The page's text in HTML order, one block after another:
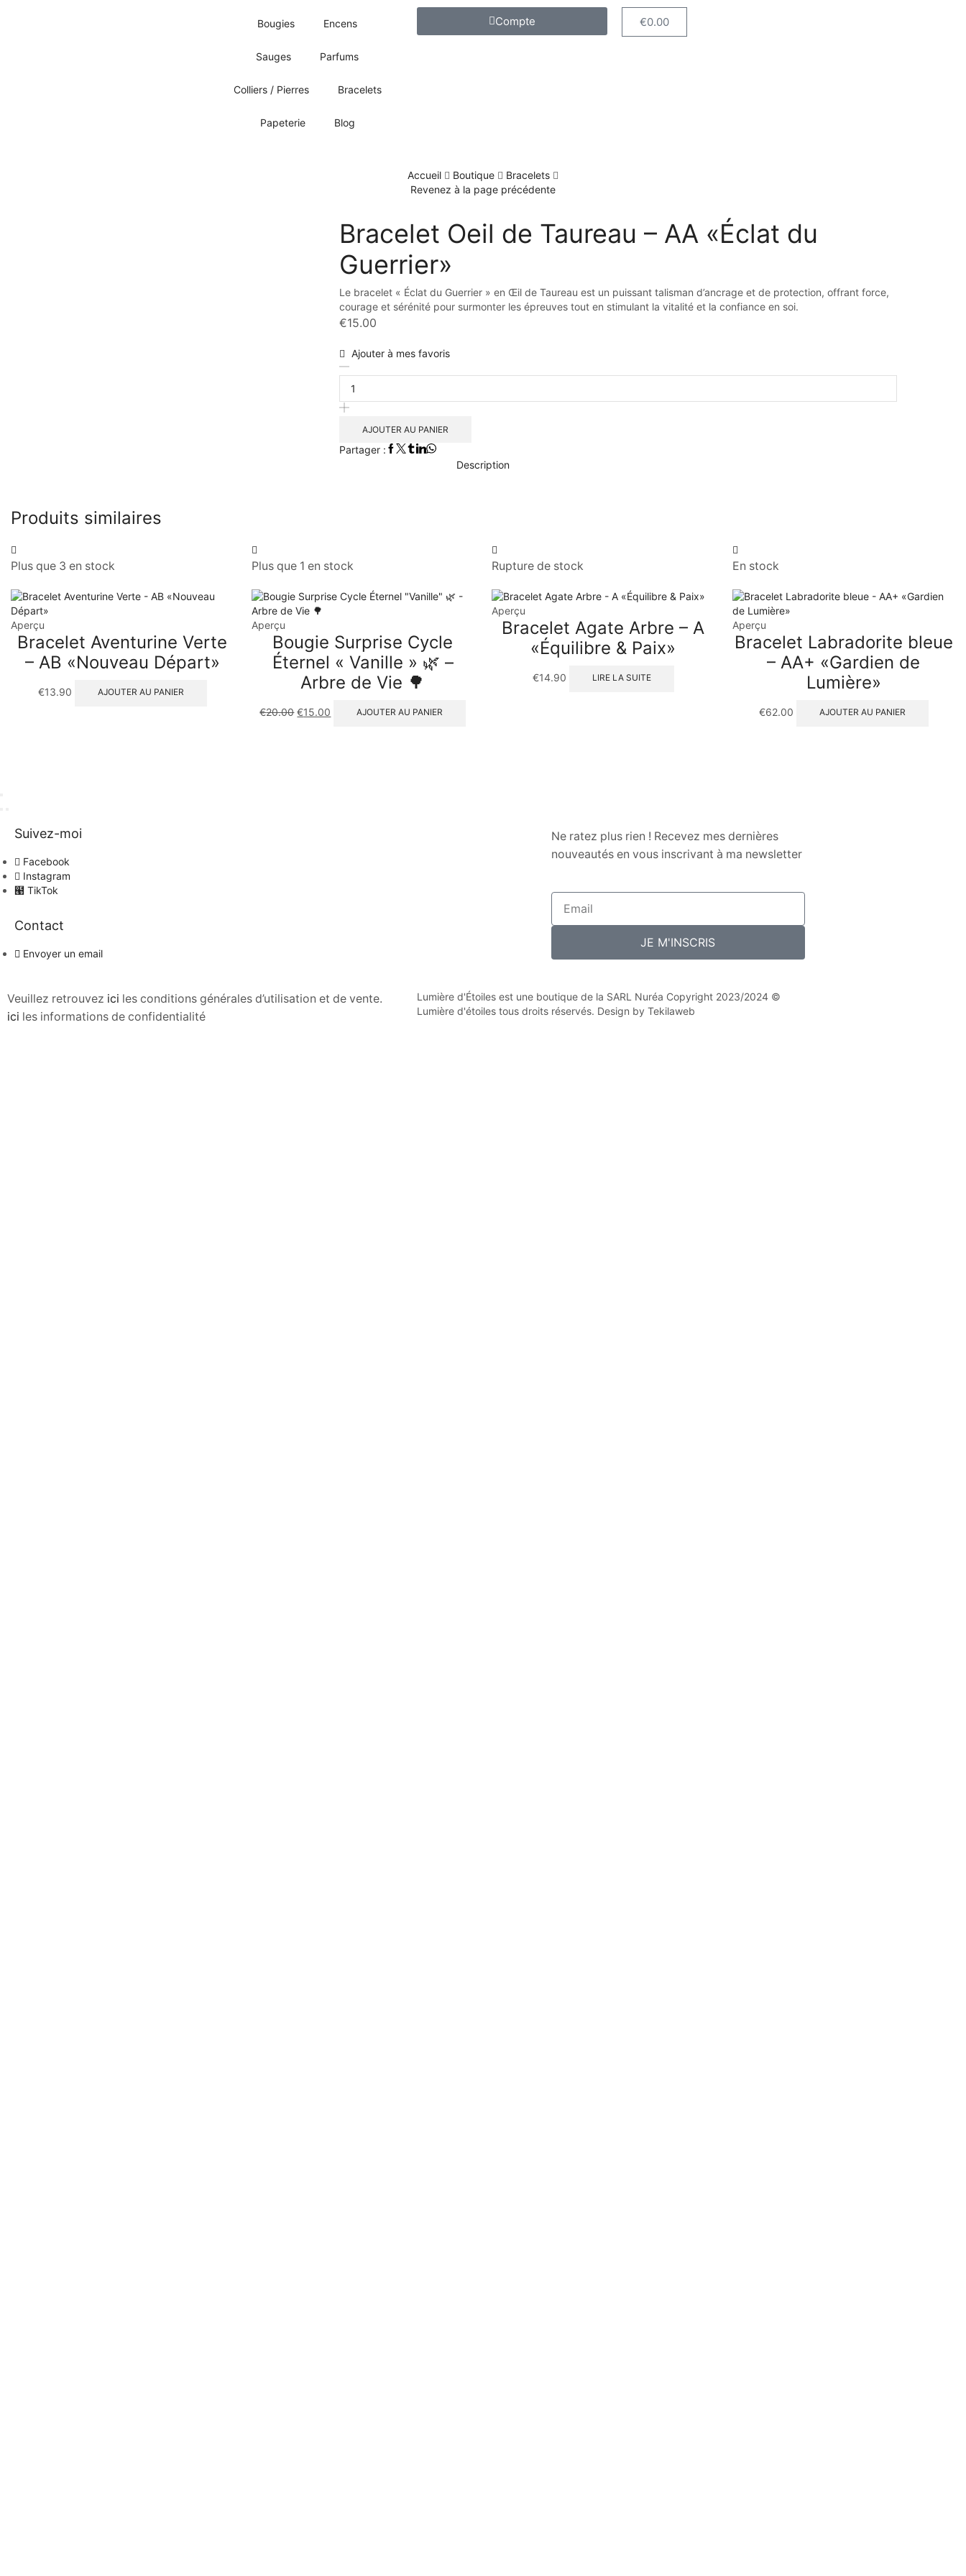
Bougies Encens
Sauges Parfums
Colliers / Pierres Bracelets
Papeterie Blog
Compte €0.00
Accueil Boutique
Bracelets
Revenez à la page précédente
Bracelet Oeil de Taureau – AA «Éclat du
Guerrier»
Le bracelet « Éclat du Guerrier » en Œil de Taureau est un puissant talisman d’ancrage et de protection, offrant force,
courage et sérénité pour surmonter les épreuves tout en stimulant la vitalité et la confiance en soi.
€15.00
Ajouter à mes favoris
AJOUTER AU PANIER
Partager :
Description
Produits similaires
Plus que 3 en stock
Aperçu
Bracelet Aventurine Verte
– AB «Nouveau Départ»
€13.90 AJOUTER AU PANIER
Plus que 1 en stock
Aperçu
Bougie Surprise Cycle
Éternel « Vanille » 🌿 –
Arbre de Vie 🌳
€20.00 €15.00 AJOUTER AU PANIER
Rupture de stock
Aperçu
Bracelet Agate Arbre – A
«Équilibre & Paix»
€14.90 LIRE LA SUITE
En stock
Aperçu
Bracelet Labradorite bleue
– AA+ «Gardien de
Lumière»
€62.00 AJOUTER AU PANIER
Suivez-moi
Facebook
Instagram
TikTok
Contact
Envoyer un email
Ne ratez plus rien ! Recevez mes dernières
nouveautés en vous inscrivant à ma newsletter
JE M'INSCRIS
Veuillez retrouvez ici les conditions générales d’utilisation et de vente.
ici les informations de confidentialité
Lumière d'Étoiles est une boutique de la SARL Nuréa Copyright 2023/2024 ©
Lumière d'étoiles tous droits réservés. Design by Tekilaweb